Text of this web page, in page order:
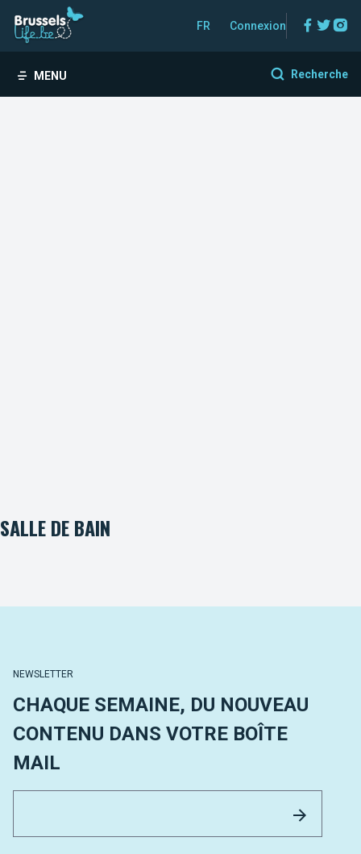
FR Connexion
MENU Recherche
SALLE DE BAIN
NEWSLETTER
CHAQUE SEMAINE, DU NOUVEAU
CONTENU DANS VOTRE BOÎTE
MAIL